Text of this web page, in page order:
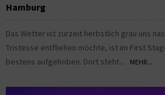
Hamburg
Das Wetter ist zurzeit herbstlich grau uns
Tristesse entfliehen möchte, ist im First
bestens aufgehoben. Dort steht...
MEHR...